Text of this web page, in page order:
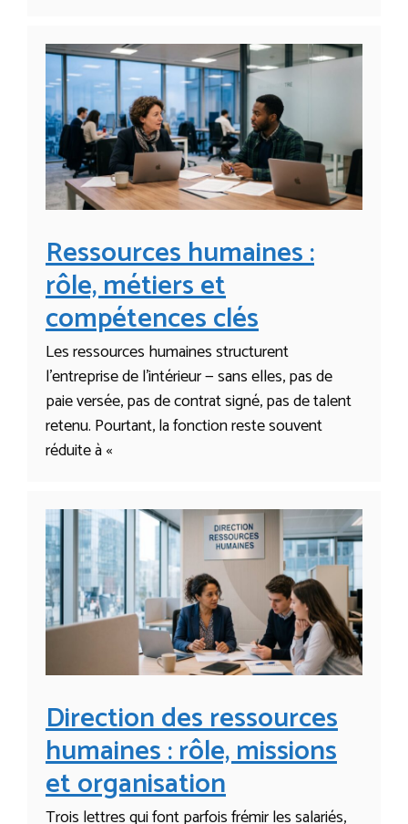
Ressources humaines :
rôle, métiers et
compétences clés
Les ressources humaines structurent
l’entreprise de l’intérieur — sans elles, pas de
paie versée, pas de contrat signé, pas de talent
retenu. Pourtant, la fonction reste souvent
réduite à «
Direction des ressources
humaines : rôle, missions
et organisation
Trois lettres qui font parfois frémir les salariés,